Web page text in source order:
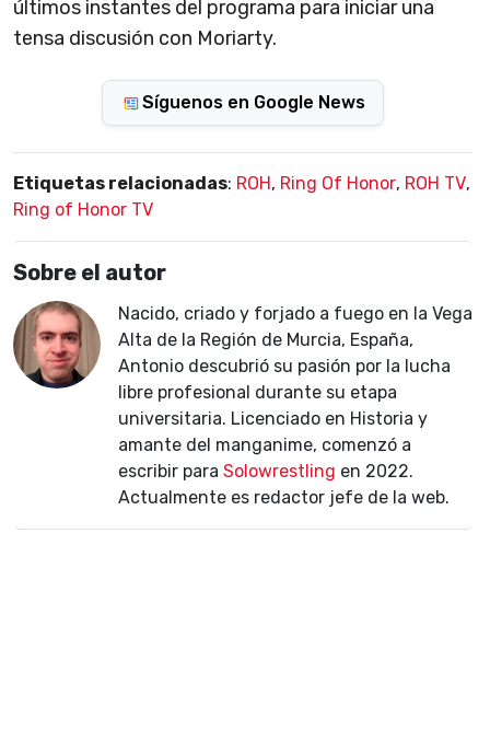
últimos instantes del programa para iniciar una
tensa discusión con Moriarty.
Síguenos en Google News
Etiquetas relacionadas: ROH, Ring Of Honor, ROH TV,
Ring of Honor TV
Sobre el autor
Nacido, criado y forjado a fuego en la Vega
Alta de la Región de Murcia, España,
Antonio descubrió su pasión por la lucha
libre profesional durante su etapa
universitaria. Licenciado en Historia y
amante del manganime, comenzó a
escribir para Solowrestling en 2022.
Actualmente es redactor jefe de la web.